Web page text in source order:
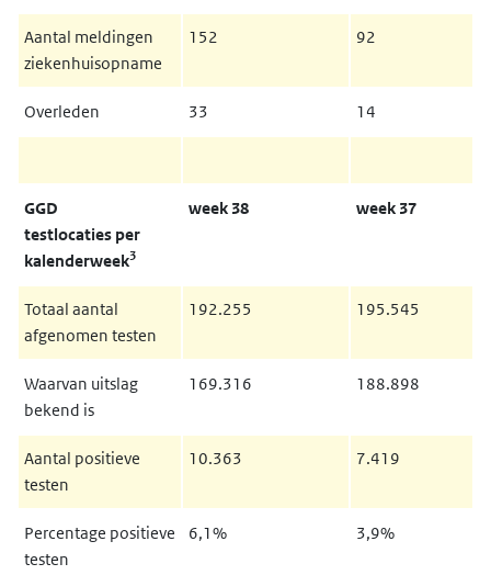
Aantal meldingen
ziekenhuisopname
152 92
Overleden 33 14
GGD
testlocaties per
kalenderweek3
week 38 week 37
Totaal aantal
afgenomen testen
192.255 195.545
Waarvan uitslag
bekend is
169.316 188.898
Aantal positieve
testen
10.363 7.419
Percentage positieve
testen
6,1% 3,9%